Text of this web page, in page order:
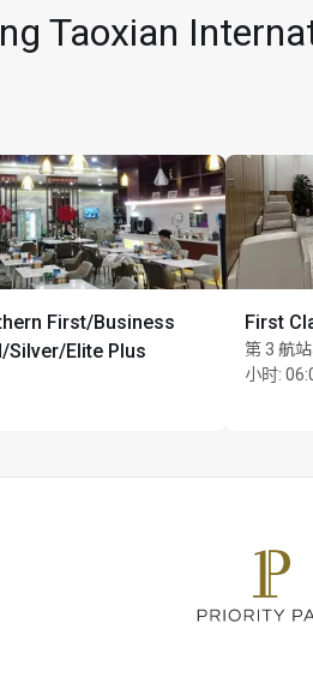
Taoxian
First/Business
Silver/Elite Plus
First
第 3 航
小时: